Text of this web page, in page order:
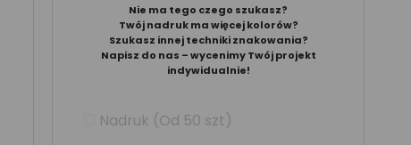
Nie ma tego czego szukasz?
Twój nadruk ma więcej kolorów?
Szukasz innej techniki znakowania?
Napisz do nas – wycenimy Twój projekt
indywidualnie!
Nadruk (Od 50 szt)